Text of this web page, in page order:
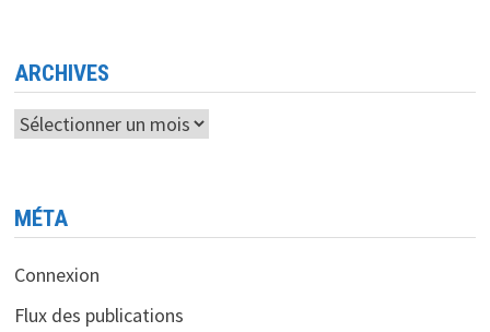
ET
TÉLÉCOMS
ARCHIVES
Archives
MÉTA
Connexion
Flux des publications